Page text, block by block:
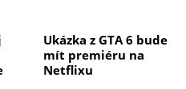
Ukázka z GTA 6 bude
mít premiéru na
Netflixu